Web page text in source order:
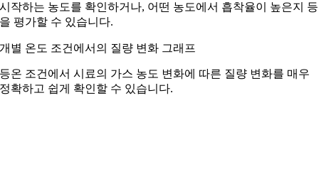
시작하는 농도를 확인하거나, 어떤 농도에서 흡착율이 높은지 등
을 평가할 수 있습니다.
개별 온도 조건에서의 질량 변화 그래프
등온 조건에서 시료의 가스 농도 변화에 따른 질량 변화를 매우
정확하고 쉽게 확인할 수 있습니다.